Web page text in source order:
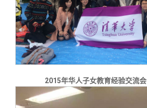
2015年华人子女教育经验交流会